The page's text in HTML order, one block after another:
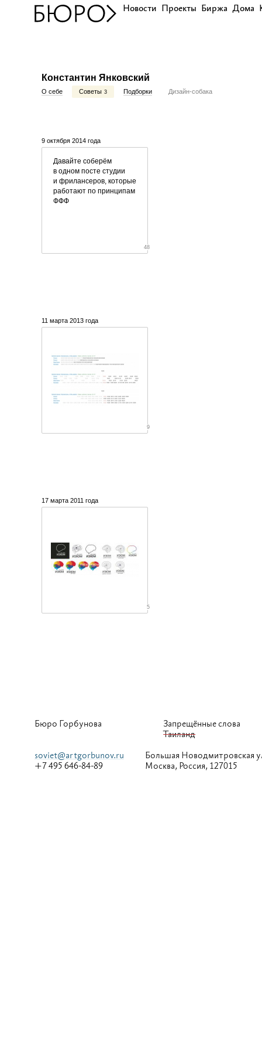
Новости Проекты Биржа Дома
Константин Янковский
О себе Советы 3 Подборки Дизайн-собака
9 октября 2014 года
Давайте соберём
в одном посте студии
и фрилансеров, которые
работают по принципам
ФФФ
48
11 марта 2013 года
9
17 марта 2011 года
5
Бюро Горбунова
Запрещённые слова
Таиланд
soviet@artgorbunov.ru
+7 495 646-84-89
Большая Новодмитровская
Москва, Россия, 127015